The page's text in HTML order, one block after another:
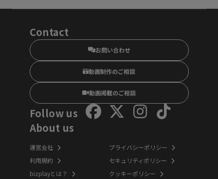
Contact
お問い合わせ
動画制作のご相談
動画掲載のご相談
Follow us
About us
運営会社
利用規約
bizplayとは？
プライバシーポリシー
セキュリティポリシー
クッキーポリシー